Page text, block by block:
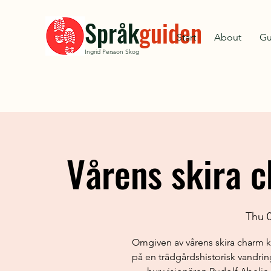
Språkguiden
Ingrid Persson Skog
Start About
Vårens skira
Thu
Omgiven av vårens skira
på en trädgårdshistorisk